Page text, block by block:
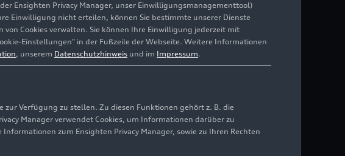
Ensighten Privacy Manager, unser Einwilligungsmanagementtool)
Einwilligung nicht erteilen, können Sie bestimmte unserer Dienste
Cookies verwalten. Sie können Ihre Einwilligung jederzeit mit
Einstellungen" in der Fußzeile der Webseite. Weitere Informationen
, unserem Datenschutzhinweis und im Impressum.
Verfügung zu stellen. Zu diesen Funktionen gehört z. B. die
Manager verwendet Cookies, um Informationen darüber zu
zum Ensighten Privacy Manager, sowie zu Ihren Rechten